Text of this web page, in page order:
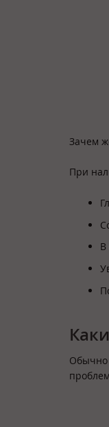
Зачем
При
В
Обычно